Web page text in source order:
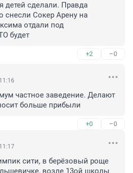
детей сделали. Правда
снесли Сокер Арену на
отдали под
будет
+2 –0
частное заведение. Делают
больше прибыли
+0 –0
сити, в берёзовый роще
возле 13ой школы